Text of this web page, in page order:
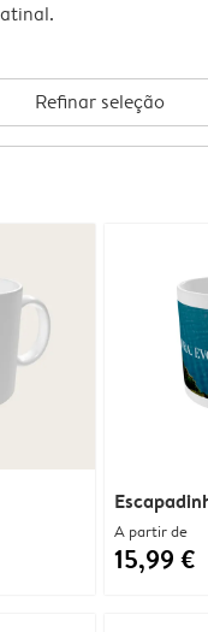
Refinar seleção
A partir de
15,99 €